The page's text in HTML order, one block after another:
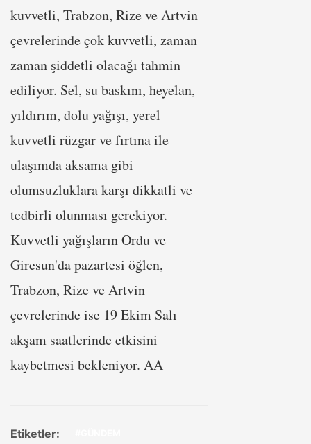
kuvvetli, Trabzon, Rize ve Artvin
çevrelerinde çok kuvvetli, zaman
zaman şiddetli olacağı tahmin
ediliyor. Sel, su baskını, heyelan,
yıldırım, dolu yağışı, yerel
kuvvetli rüzgar ve fırtına ile
ulaşımda aksama gibi
olumsuzluklara karşı dikkatli ve
tedbirli olunması gerekiyor.
Kuvvetli yağışların Ordu ve
Giresun'da pazartesi öğlen,
Trabzon, Rize ve Artvin
çevrelerinde ise 19 Ekim Salı
akşam saatlerinde etkisini
kaybetmesi bekleniyor. AA
Etiketler: